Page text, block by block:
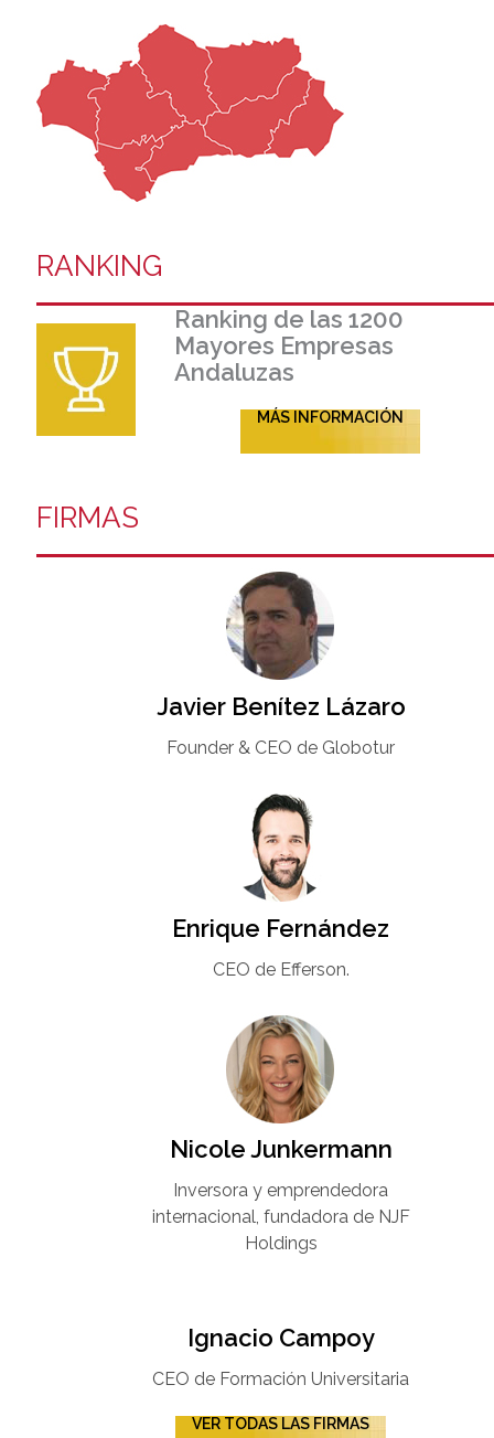
RANKING
Ranking de las 1200
Mayores Empresas
Andaluzas
MÁS INFORMACIÓN
FIRMAS
Javier Benítez Lázaro
Founder & CEO de Globotur​
Enrique Fernández
CEO de Efferson.
Nicole Junkermann​
Inversora y emprendedora
internacional, fundadora de NJF
Holdings
Ignacio Campoy​
CEO de Formación Universitaria​
VER TODAS LAS FIRMAS